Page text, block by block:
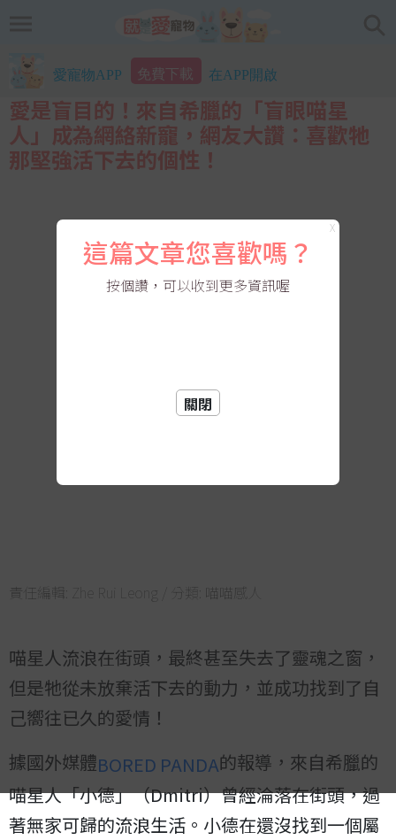
愛寵物APP 免費下載 在APP開啟
愛是盲目的！來自希臘的「盲眼喵星
人」成為網絡新寵，網友大讚：喜歡牠
那堅強活下去的個性！
責任編輯: Zhe Rui Leong / 分類: 喵喵感人
喵星人流浪在街頭，最終甚至失去了靈魂之窗，
但是牠從未放棄活下去的動力，並成功找到了自
己嚮往已久的愛情！
據國外媒體BORED PANDA的報導，來自希臘的
喵星人「小德」（Dmitri）曾經淪落在街頭，過
著無家可歸的流浪生活。小德在還沒找到一個屬
X
這篇文章您喜歡嗎？
按個讚，可以收到更多資訊喔
關閉